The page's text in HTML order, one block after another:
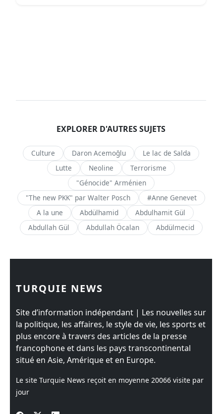
EXPLORER D'AUTRES SUJETS
Culture Daron Acemoğlu
Le lac de Salda
Lutte
Neoline
Terrorisme
"Génocide" Arménien
"The new PKK" par Walter Posch
#Anne Genevet
A la une
Abdülhamid
Abdulhamit Gül
Abdullah Gül
Abdullah Öcalan Abdülmecid
TURQUIE NEWS
Site d’information indépendant | Les nouvelles sur
la politique, les affaires, le style de vie, les sports et
plus encore à travers des articles de la presse
francophone et dans les pays transcontinental
situé en Asie, Amérique et en Europe.
Le site Turquie News reçoit en moyenne 20066 visite par
jour